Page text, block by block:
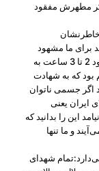
مطهرش مفقود
برای ما مشهود
بود؛وی نزدیك غروب آفتاب به مسجد می‌رفت و حدود 2 تا 3 ساعت به
بود كه به شهادت
اگر جسمی ناتوان
ایران یعنی
این را بدانید كه
و ما تنها
شهدای